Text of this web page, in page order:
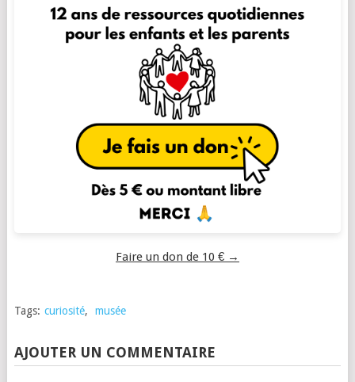
Faire un don de 10 € →
Tags: curiosité, musée
AJOUTER UN COMMENTAIRE